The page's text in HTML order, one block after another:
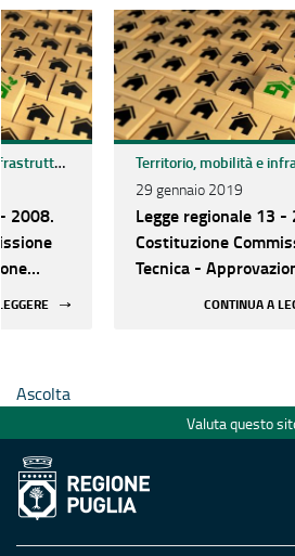
Territorio, mobilità e infrastrutture
2008.
29 gennaio 2019
Legge regionale 13 -
Costituzione
Tecnica -
CONTINUA A
Ascolta
Valuta questo